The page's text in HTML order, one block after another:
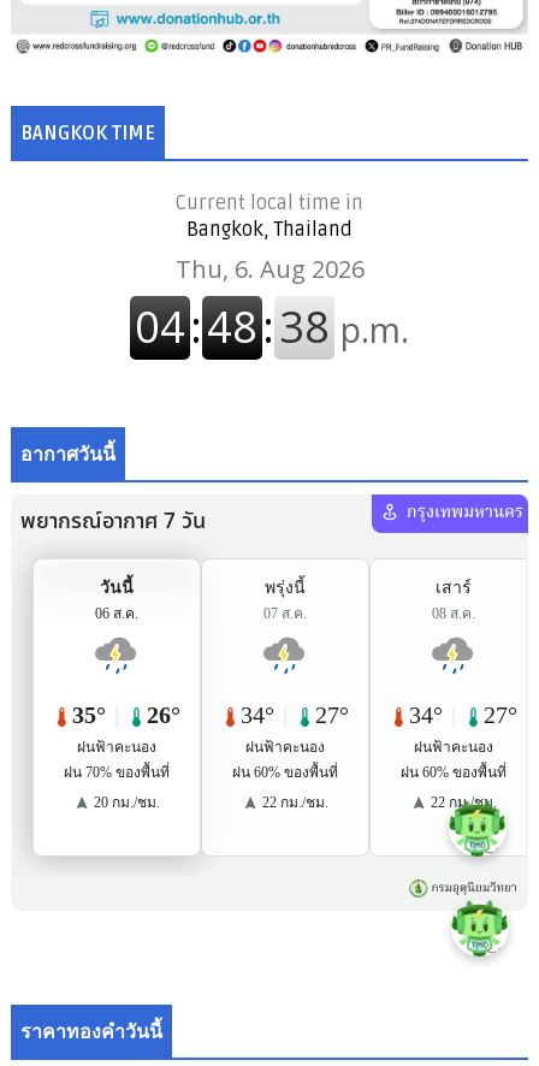
BANGKOK TIME
Current local time in
Bangkok, Thailand
อากาศวันนี้
ราคาทองคำวันนี้